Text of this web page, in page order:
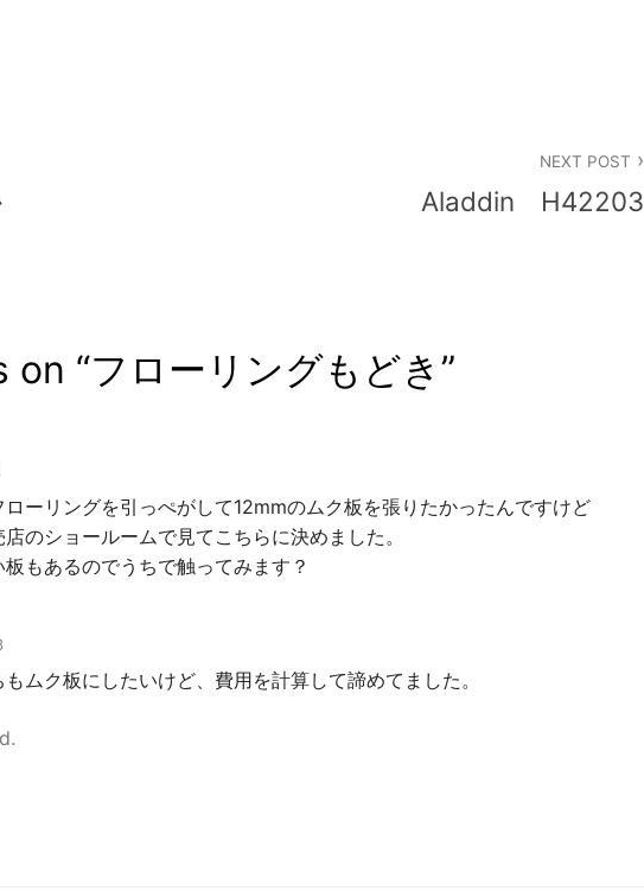
NEXT POST
Aladdin H42203
on “フローリングもどき ”
ローリングを引っぺがして12mmのムク板を張りたかったんですけど
のショールームで見てこちらに決めました。
板もあるのでうちで触ってみます？
ムク板にしたいけど、費用を計算して諦めてました。